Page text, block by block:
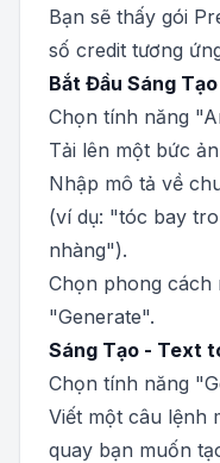
Bạn sẽ thấy gói
số credit tương
Bắt Đầu Sáng
Chọn tính năng
Tải lên một bức
Nhập mô tả về
(ví dụ: "tóc bay
nhàng").
Chọn phong cách
"Generate".
Sáng Tạo - Text
Chọn tính năng
Viết một câu lệnh
quay bạn muốn